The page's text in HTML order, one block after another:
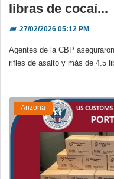
libras de cocaí...
📅27/02/2026 05:12 PM
Agentes de la CBP
rifles de asalto y más de 4.5
Arizona